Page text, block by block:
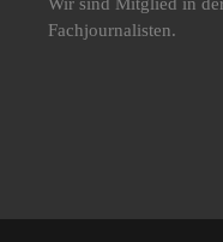
Fachjournalisten.